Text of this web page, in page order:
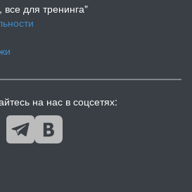
для тренинга"
на нас в соцсетях: